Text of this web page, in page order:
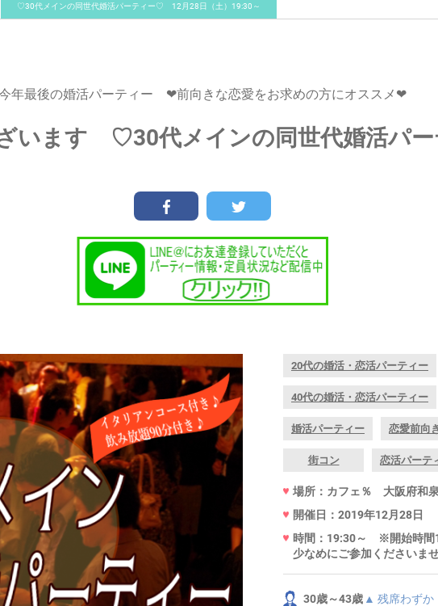
♡30代メインの同世代婚活パーティー♡ 12月28日（土）19:30～
年最後の婚活パーティー ❤前向きな恋愛をお求めの方にオススメ❤
います ♡30代メインの同世代婚活パ
20代の婚活・恋活パーティー
40代の婚活・恋活パーティー
婚活パーティー 恋愛前向
街コン 恋活パーテ
場所：カフェ％ 大阪府和
開催日：2019年12月28日
時間：19:30～ ※開始時間
少なめにご参加くださいま
30歳～43歳 ▲ 残席わずか